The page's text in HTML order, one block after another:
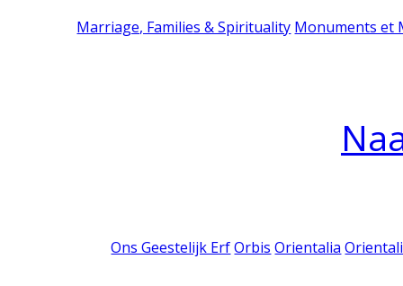
Marriage, Families & Spirituality Monuments et
Ons Geestelijk Erf Orbis Orientalia